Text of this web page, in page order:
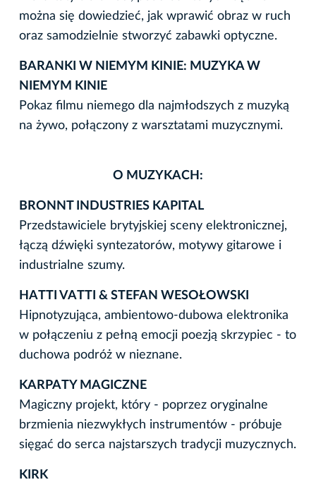
można się dowiedzieć, jak wprawić obraz w ruch
oraz samodzielnie stworzyć zabawki optyczne.
BARANKI W NIEMYM KINIE: MUZYKA W
NIEMYM KINIE
Pokaz filmu niemego dla najmłodszych z muzyką
na żywo, połączony z warsztatami muzycznymi.
O MUZYKACH:
BRONNT INDUSTRIES KAPITAL
Przedstawiciele brytyjskiej sceny elektronicznej,
łączą dźwięki syntezatorów, motywy gitarowe i
industrialne szumy.
HATTI VATTI & STEFAN WESOŁOWSKI
Hipnotyzująca, ambientowo-dubowa elektronika
w połączeniu z pełną emocji poezją skrzypiec - to
duchowa podróż w nieznane.
KARPATY MAGICZNE
Magiczny projekt, który - poprzez oryginalne
brzmienia niezwykłych instrumentów - próbuje
sięgać do serca najstarszych tradycji muzycznych.
KIRK